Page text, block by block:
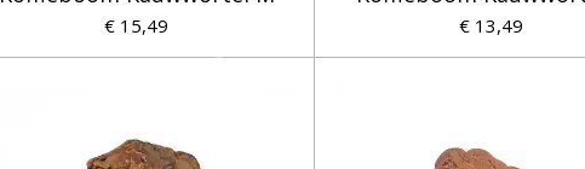
€ 15,49 € 13,49